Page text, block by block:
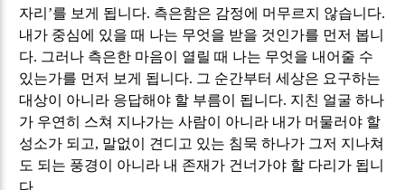
자리 ’를 보게 됩니다. 측은함은 감정에 머무르지 않습니다.
내가 중심에 있을 때 나는 무엇을 받을 것인가를 먼저 봅니
다. 그러나 측은한 마음이 열릴 때 나는 무엇을 내어줄 수
있는가를 먼저 보게 됩니다. 그 순간부터 세상은 요구하는
대상이 아니라 응답해야 할 부름이 됩니다. 지친 얼굴 하나
가 우연히 스쳐 지나가는 사람이 아니라 내가 머물러야 할
성소가 되고, 말없이 견디고 있는 침묵 하나가 그저 지나쳐
도 되는 풍경이 아니라 내 존재가 건너가야 할 다리가 됩니
다